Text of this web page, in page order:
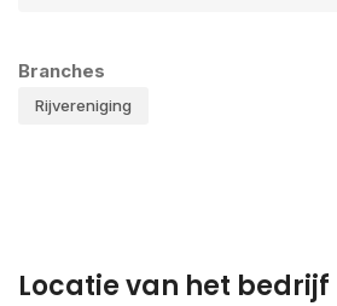
Branches
Rijvereniging
Locatie van het bedrijf